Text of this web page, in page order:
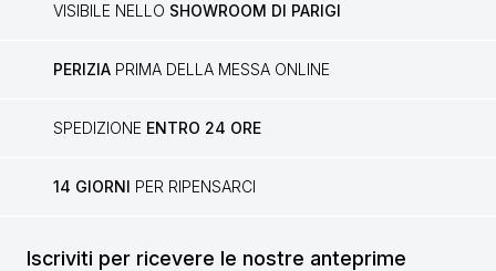
VISIBILE NELLO SHOWROOM DI PARIGI
PERIZIA PRIMA DELLA MESSA ONLINE
SPEDIZIONE ENTRO 24 ORE
14 GIORNI PER RIPENSARCI
Iscriviti per ricevere le nostre anteprime